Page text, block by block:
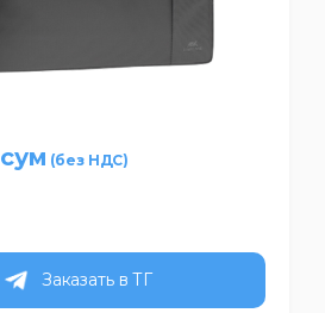
сум
Заказать в ТГ